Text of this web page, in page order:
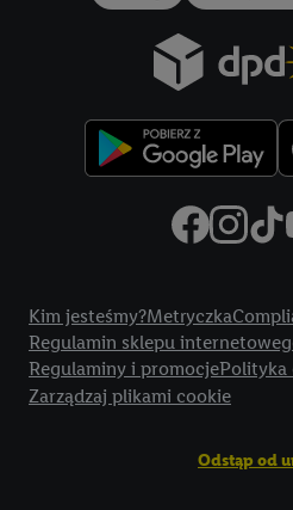
Kim jesteśmy?Metryczka
Regulamin sklepu
Regulaminy i promocjePolityka
Zarządzaj plikami cookie
Odstąp od